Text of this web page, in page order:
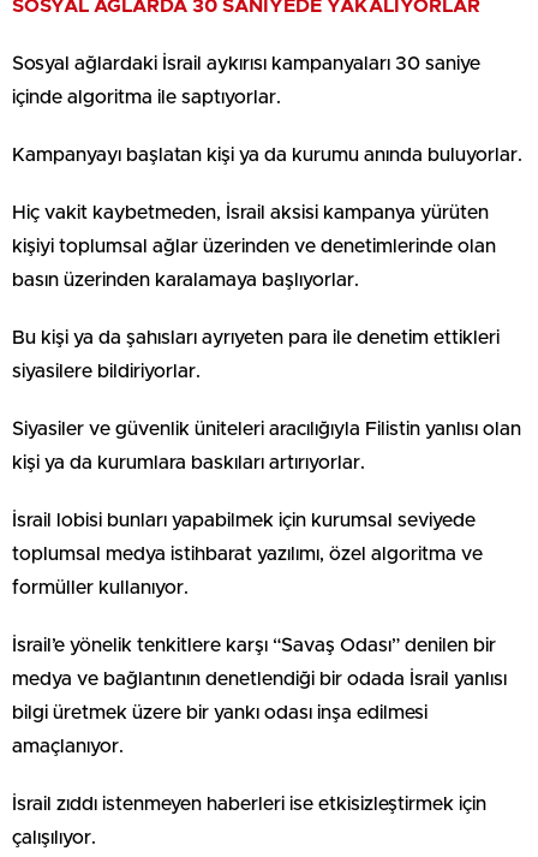
SOSYAL AĞLARDA 30 SANİYEDE YAKALIYORLAR
Sosyal ağlardaki İsrail aykırısı kampanyaları 30 saniye
içinde algoritma ile saptıyorlar.
Kampanyayı başlatan kişi ya da kurumu anında buluyorlar.
Hiç vakit kaybetmeden, İsrail aksisi kampanya yürüten
kişiyi toplumsal ağlar üzerinden ve denetimlerinde olan
basın üzerinden karalamaya başlıyorlar.
Bu kişi ya da şahısları ayrıyeten para ile denetim ettikleri
siyasilere bildiriyorlar.
Siyasiler ve güvenlik üniteleri aracılığıyla Filistin yanlısı olan
kişi ya da kurumlara baskıları artırıyorlar.
İsrail lobisi bunları yapabilmek için kurumsal seviyede
toplumsal medya istihbarat yazılımı, özel algoritma ve
formüller kullanıyor.
İsrail’e yönelik tenkitlere karşı “Savaş Odası” denilen bir
medya ve bağlantının denetlendiği bir odada İsrail yanlısı
bilgi üretmek üzere bir yankı odası inşa edilmesi
amaçlanıyor.
İsrail zıddı istenmeyen haberleri ise etkisizleştirmek için
çalışılıyor.